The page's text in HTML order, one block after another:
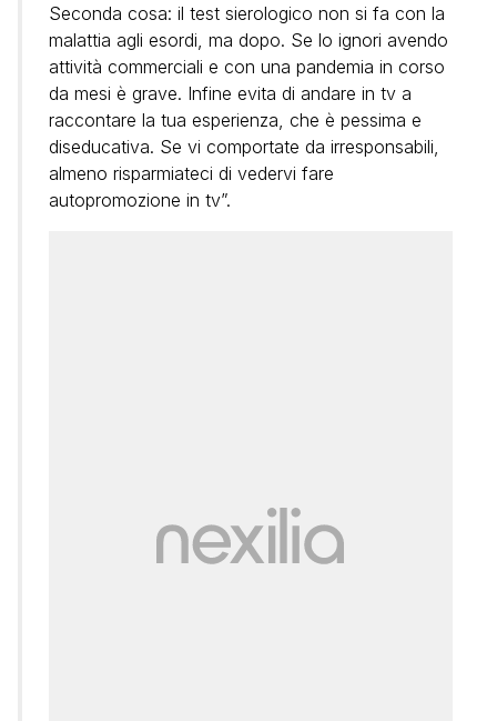
Seconda cosa: il test sierologico non si fa con la
malattia agli esordi, ma dopo. Se lo ignori avendo
attività commerciali e con una pandemia in corso
da mesi è grave. Infine evita di andare in tv a
raccontare la tua esperienza, che è pessima e
diseducativa. Se vi comportate da irresponsabili,
almeno risparmiateci di vedervi fare
autopromozione in tv”.